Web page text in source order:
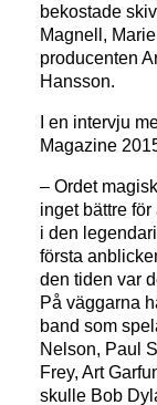
bekostade
Magnell,
producenten
Hansson.
I en intervju
Magazine
– Ordet
inget bättre
i den
första
den tiden var
På väggarna
band som
Nelson, Paul
Frey, Art
skulle Bob